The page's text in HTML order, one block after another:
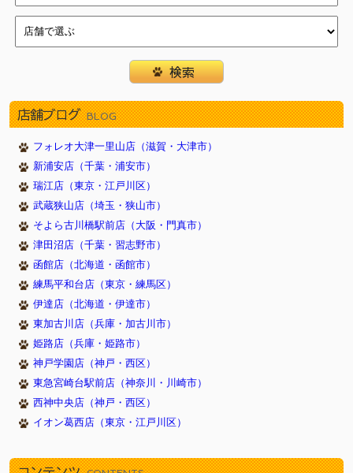
2026/06/06新しく６頭やってきました！（津田沼店）
2026/06/06
2026/06/06新しく１４頭やってきました！（瑞江店）
新しく１１頭やってきました！（武蔵狭山店）
2026/05/30新しく１２頭やってきました！（瑞江店）
2026/05/23
新しく８頭やってきました！（津田沼店）
2026/05/16 新しく１１頭やってきました！（武蔵狭山店）
2026/05/16新しく６頭やってきました！（津田沼店）
2026/05/16 新しく７頭やってきました！（イオン葛西店）
2026/05/09新しく７頭やってきました！（武蔵狭山店）
2026/05/09新しく８頭やってきました！（新浦安店）
2026/05/09新しく８頭やってきました！（イオン葛西店）
2026/05/02新しく９頭やってきました！（武蔵狭山店）
2026/05/02新しく９頭やってきました！（瑞江店）
2026/05/02新しく５頭やってきました！（新浦安店）
2026/04/26新しく９頭やってきました！（武蔵狭山店）
2026/04/26 新しく６頭やってきました！（津田沼店）
店舗ブログ BLOG
フォレオ大津一里山店（滋賀・大津市）
新浦安店（千葉・浦安市）
瑞江店（東京・江戸川区）
武蔵狭山店（埼玉・狭山市）
そよら古川橋駅前店（大阪・門真市）
津田沼店（千葉・習志野市）
函館店（北海道・函館市）
練馬平和台店（東京・練馬区）
伊達店（北海道・伊達市）
東加古川店（兵庫・加古川市）
姫路店（兵庫・姫路市）
神戸学園店（神戸・西区）
東急宮崎台駅前店（神奈川・川崎市）
西神中央店（神戸・西区）
イオン葛西店（東京・江戸川区）